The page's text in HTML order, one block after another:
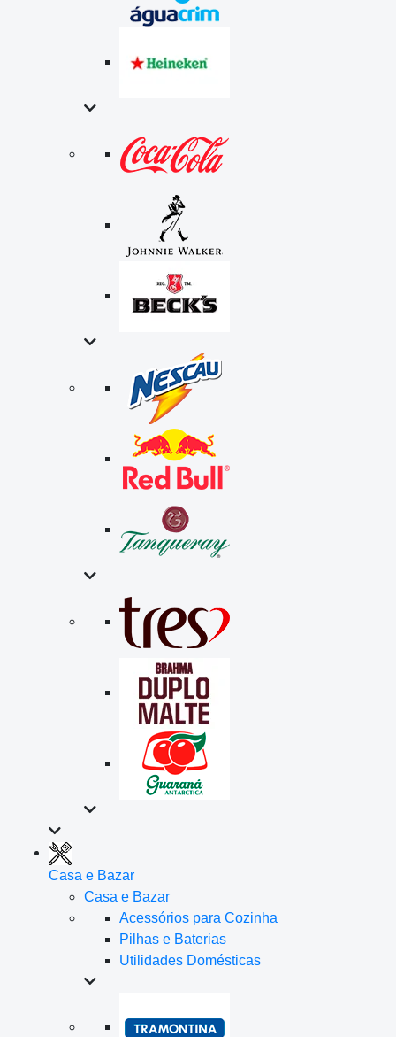
Casa e Bazar
Casa e Bazar
Acessórios para Cozinha
Pilhas e Baterias
Utilidades Domésticas